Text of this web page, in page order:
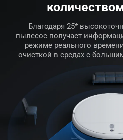
Благодаря 25*
пылесос получает
режиме реального
очисткой в средах с